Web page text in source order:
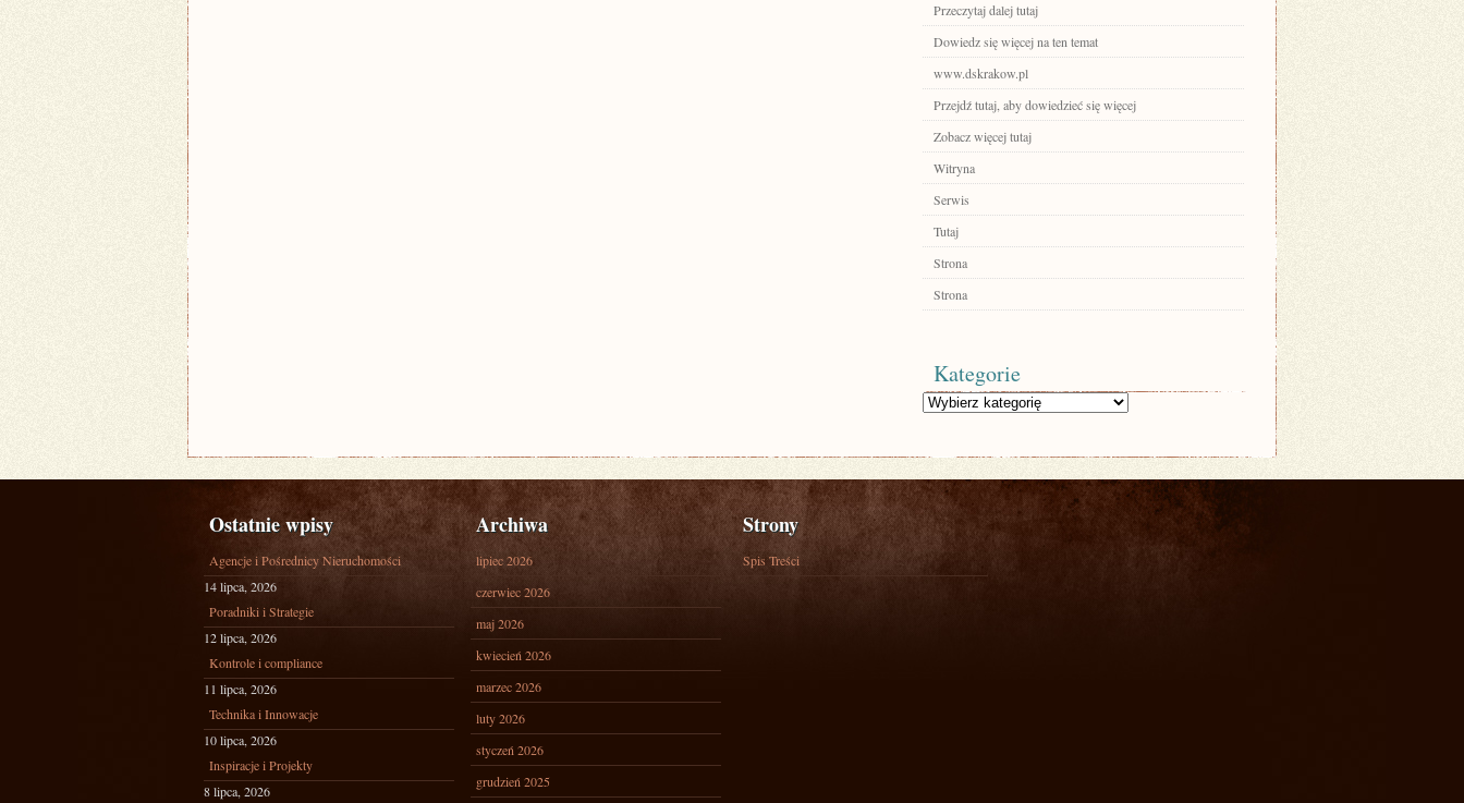
Przeczytaj dalej tutaj
Dowiedz się więcej na ten temat
www.dskrakow.pl
Przejdź tutaj, aby dowiedzieć się więcej
Zobacz więcej tutaj
Witryna
Serwis
Tutaj
Strona
Strona
Kategorie
Kategorie
Ostatnie wpisy
Agencje i Pośrednicy Nieruchomości
14 lipca, 2026
Poradniki i Strategie
12 lipca, 2026
Kontrole i compliance
11 lipca, 2026
Technika i Innowacje
10 lipca, 2026
Inspiracje i Projekty
8 lipca, 2026
Archiwa
lipiec 2026
czerwiec 2026
maj 2026
kwiecień 2026
marzec 2026
luty 2026
styczeń 2026
grudzień 2025
Strony
Spis Treści